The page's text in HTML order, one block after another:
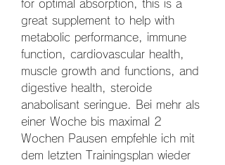
for optimal absorption, this is a
great supplement to help with
metabolic performance, immune
function, cardiovascular health,
muscle growth and functions, and
digestive health, steroide
anabolisant seringue. Bei mehr als
einer Woche bis maximal 2
Wochen Pausen empfehle ich mit
dem letzten Trainingsplan wieder